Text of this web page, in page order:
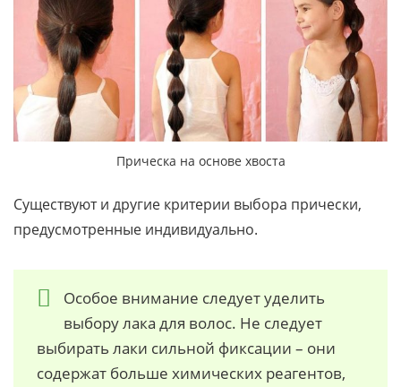
Прическа на основе хвоста
Существуют и другие критерии выбора прически,
предусмотренные индивидуально.
Особое внимание следует уделить
выбору лака для волос. Не следует
выбирать лаки сильной фиксации – они
содержат больше химических реагентов,